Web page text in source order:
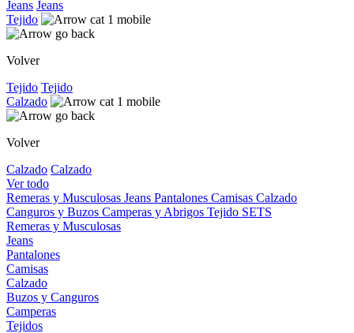
Jeans Jeans
Tejido
Volver
Tejido Tejido
Calzado
Volver
Calzado Calzado
Ver todo
Remeras y Musculosas Jeans Pantalones Camisas Calzado
Canguros y Buzos Camperas y Abrigos Tejido SETS
Remeras y Musculosas
Jeans
Pantalones
Camisas
Calzado
Buzos y Canguros
Camperas
Tejidos